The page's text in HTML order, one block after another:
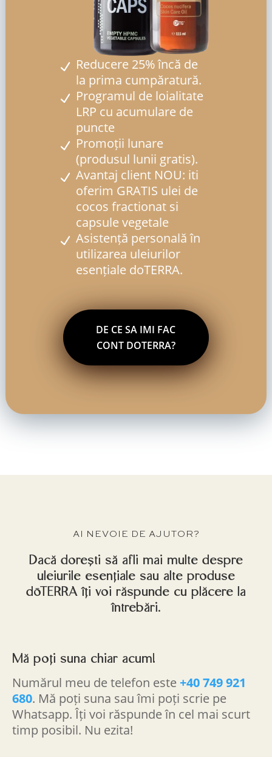
Reducere 25% încă de
la prima cumpăratură.
Programul de loialitate
LRP cu acumulare de
puncte
Promoții lunare
(produsul lunii gratis).
Avantaj client NOU: iti
oferim GRATIS ulei de
cocos fractionat si
capsule vegetale
Asistență personală în
utilizarea uleiurilor
esențiale doTERRA.
DE CE SA IMI FAC
CONT DOTERRA?
AI NEVOIE DE AJUTOR?
Dacă dorești să afli mai multe despre
uleiurile esențiale sau alte produse
dōTERRA îți voi răspunde cu plăcere la
întrebări.
Mă poți suna chiar acum!
Numărul meu de telefon este+40 749 921
680. Mă poți suna sau îmi poți scrie pe
Whatsapp. Îți voi răspunde în cel mai scurt
timp posibil. Nu ezita!